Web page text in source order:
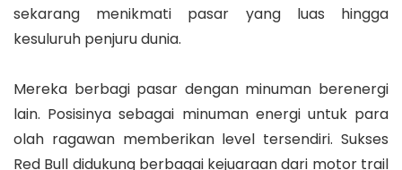
sekarang menikmati pasar yang luas hingga
kesuluruh penjuru dunia.
Mereka berbagi pasar dengan minuman berenergi
lain. Posisinya sebagai minuman energi untuk para
olah ragawan memberikan level tersendiri. Sukses
Red Bull didukung berbagai kejuaraan dari motor trail